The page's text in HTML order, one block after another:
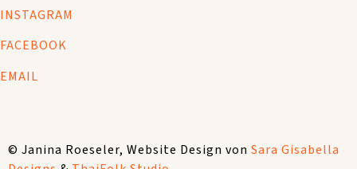
INSTAGRAM
FACEBOOK
EMAIL
© Janina Roeseler, Website Design von Sara Gisabella